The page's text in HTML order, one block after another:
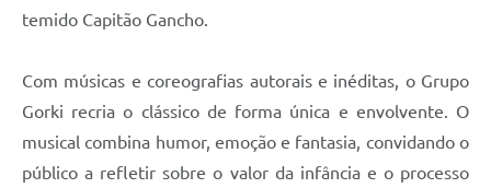
temido Capitão Gancho.
Com músicas e coreografias autorais e inéditas, o Grupo
Gorki recria o clássico de forma única e envolvente. O
musical combina humor, emoção e fantasia, convidando o
público a refletir sobre o valor da infância e o processo